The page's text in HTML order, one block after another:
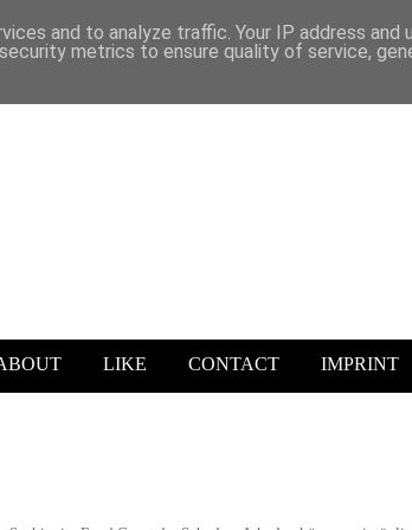
LIKE CONTACT IMPRINT
and to analyze traffic. Your IP address and
metrics to ensure quality of service,